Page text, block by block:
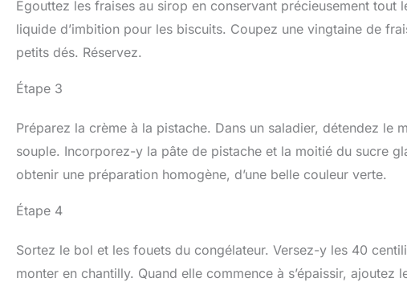
Égouttez les fraises au sirop en conservant précieusement
liquide d’imbition pour les biscuits. Coupez une vingtaine de
petits dés. Réservez.
Étape 3
Préparez la crème à la pistache. Dans un saladier, détendez le
souple. Incorporez-y la pâte de pistache et la moitié du sucre
obtenir une préparation homogène, d’une belle couleur verte.
Étape 4
Sortez le bol et les fouets du congélateur. Versez-y les 40
monter en chantilly. Quand elle commence à s’épaissir,